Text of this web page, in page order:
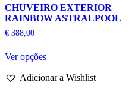
CHUVEIRO EXTERIOR
RAINBOW ASTRALPOOL
€ 388,00
Ver opçõesproduct
multiple
Adicionar a Wishlist